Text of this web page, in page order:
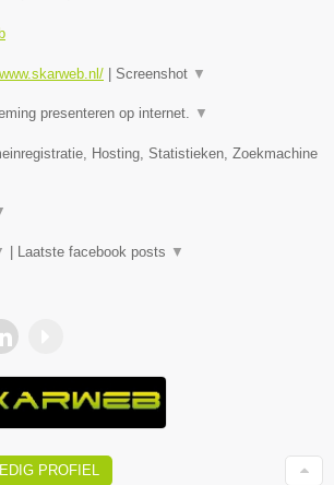
Screenshot ▼
presenteren op internet. ▼
Hosting, Statistieken, Zoekmachine
Laatste facebook posts ▼
PROFIEL